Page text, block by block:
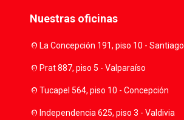
Nuestras oficinas
location_onLa Concepción 191, piso 10 - Santiago
location_onPrat 887, piso 5 - Valparaíso
location_onTucapel 564, piso 10 - Concepción
location_onIndependencia 625, piso 3 - Valdivia